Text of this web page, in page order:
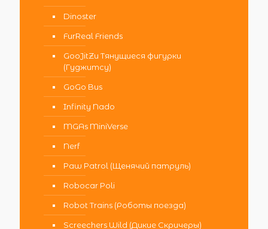
Dinoster
FurReal Friends
GooJitZu Тянущиеся фигурки
(Гуджитсу)
GoGo Bus
Infinity Nado
MGAs MiniVerse
Nerf
Paw Patrol (Щенячий патруль)
Robocar Poli
Robot Trains (Роботы поезда)
Screechers Wild (Дикие Скричеры)